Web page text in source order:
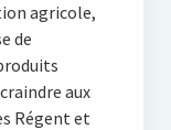
agricole,
de
aux
Régent et